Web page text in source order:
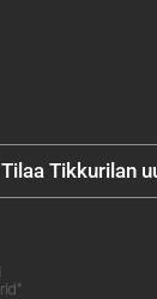
Tikkurilan